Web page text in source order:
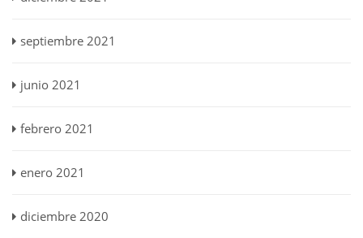
septiembre 2021
junio 2021
febrero 2021
enero 2021
diciembre 2020